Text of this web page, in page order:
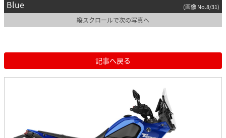
Blue
(画像 No.8/31)
縦スクロールで次の写真へ
記事へ戻る